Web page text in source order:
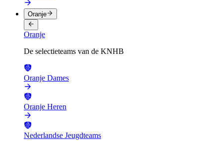
Oranje
Oranje
De selectieteams van de KNHB
Oranje Dames
Oranje Heren
Nederlandse Jeugdteams